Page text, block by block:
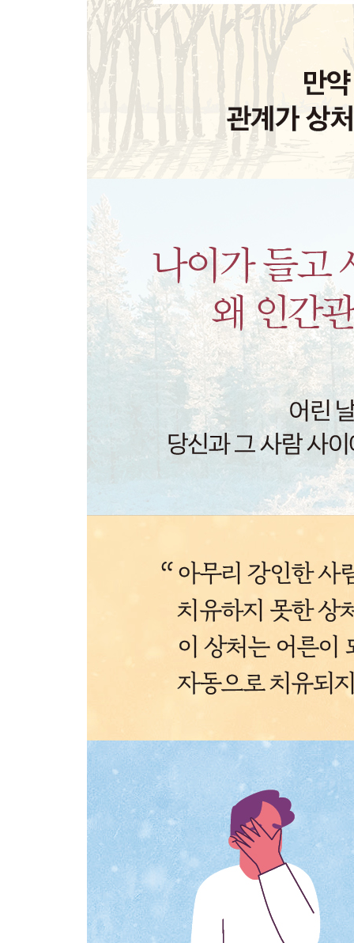
“널 못 믿는 게 아니라 상황을 못 믿는 거야”
어떻게 해야 의심에서 벗어날 수 있을까?
이제부터 믿을 만한 내 사람 만드는 법
CHAPTER 6. 나는 왜 자꾸만 다른 사람에게 흔들
· 스스로를 위로하는 법 ·
잘못된 걸 알면서도 왜 양다리를 걸치는 걸까?
사랑할수록 공허한 마음이 드는 이유
사랑받기 위한 첫 번째 스텝
나를 만족시킬 사람보다 중요한 것
하나만으로는 안심할 수 없다는 변명
CHAPTER 7. 우리는 왜 혼자면 불안할까?
· 남에게 기대지 않는 법 ·
힘들수록 타인에게 기대는 사람들
누군가에게 인생을 맡길 때 벌어지는 일
기댈 수 없으면 도망치는 버릇
당신은 충분히 스스로 자랄 수 있다
나를 구할 수 있는 유일한 사람의 정체
‘세트’ 말고 ‘단품’으로 살아가 보자
CHAPTER 8. 이제는 함께 행복해지고 싶다
관계의 문제가 시작된 처음으로 돌아가라
서로의 상처를 들여다보는 유일한 방법
상처의 되물림을 끊으려면
문제는 해결하는 것이 아니라 직면해야 한다
이성적인 생각이 관계를 망치는 이유
나오는 말 오늘의 관계를 지키는 따뜻한 말 한마디